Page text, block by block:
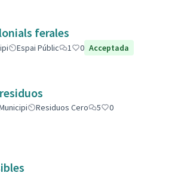
ferales
Espai Públic 1 0 Acceptada
Residuos Cero 5
0